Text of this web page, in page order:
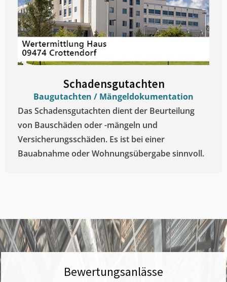
Schadensgutachten
Baugutachten / Mängeldokumentation
Das Schadensgutachten dient der Beurteilung
von Bauschäden oder -mängeln und
Versicherungsschäden. Es ist bei einer
Bauabnahme oder Wohnungsübergabe sinnvoll.
Bewertungsanlässe